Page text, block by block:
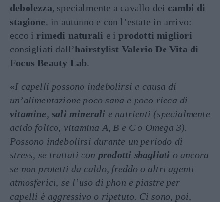
debolezza, specialmente a cavallo dei cambi di
stagione, in autunno e con l’estate in arrivo:
ecco i rimedi naturali e iprodotti migliori
consigliati dall’hairstylist Valerio De Vita di
Focus Beauty Lab.
«I capelli possono indebolirsi a causa di
un’alimentazione poco sana e poco ricca di
vitamine,sali minerali e nutrienti (specialmente
acido folico, vitamina A, B e C o Omega 3).
Possono indebolirsi durante un periodo di
stress, se trattati con prodotti sbagliati o ancora
se non protetti da caldo, freddo o altri agenti
atmosferici, se l’uso di phon e piastre per
capelli è aggressivo o ripetuto. Ci sono, poi,